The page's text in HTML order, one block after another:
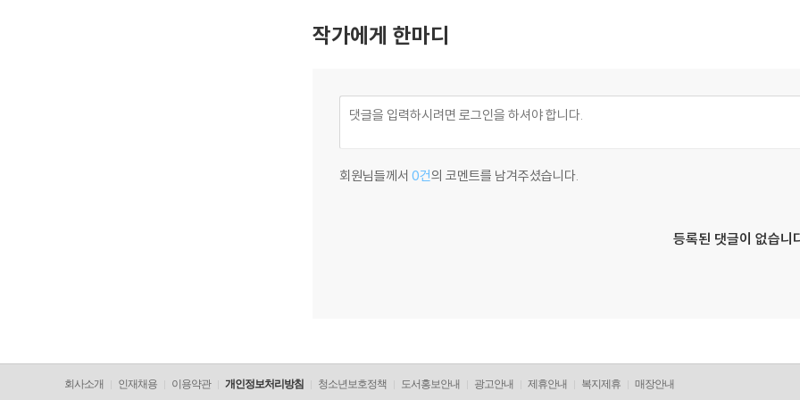
작가에게 한마디
회원님들께서 0건의 코멘트를 남겨주셨습니다.
등록된 댓글이 없습니
회사소개 인재채용 이용약관 개인정보처리방침 청소년보호정책 도서홍보안내 광고안내 제휴안내 복지제휴 매장안내